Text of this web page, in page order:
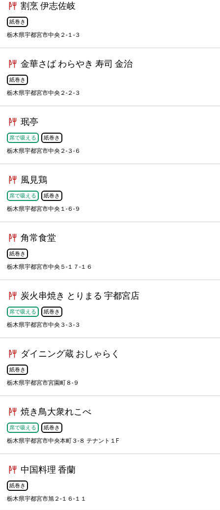
割烹 伊志佐岐
紙巻き
栃木県宇都宮市中央２-１-３
金華さば わらやき 寿司 金治
紙巻き
栃木県宇都宮市中央２-２-３
珉亭
席で吸える 紙巻き
栃木県宇都宮市中央２-３-６
風見鶏
席で吸える 紙巻き
栃木県宇都宮市中央１-６-９
角常食堂
紙巻き
栃木県宇都宮市中央５-１７-１６
炭火串焼き とりまる 宇都宮店
席で吸える 紙巻き
栃木県宇都宮市中央３-３-３
ダイニング蔵 おしゃらく
紙巻き
栃木県宇都宮市宮園町８-９
焼き鳥大衆れこべ
席で吸える 紙巻き
栃木県宇都宮市中央本町３-８ テナント１F
中国料理 香蘭
紙巻き
栃木県宇都宮市旭２-１６-１１